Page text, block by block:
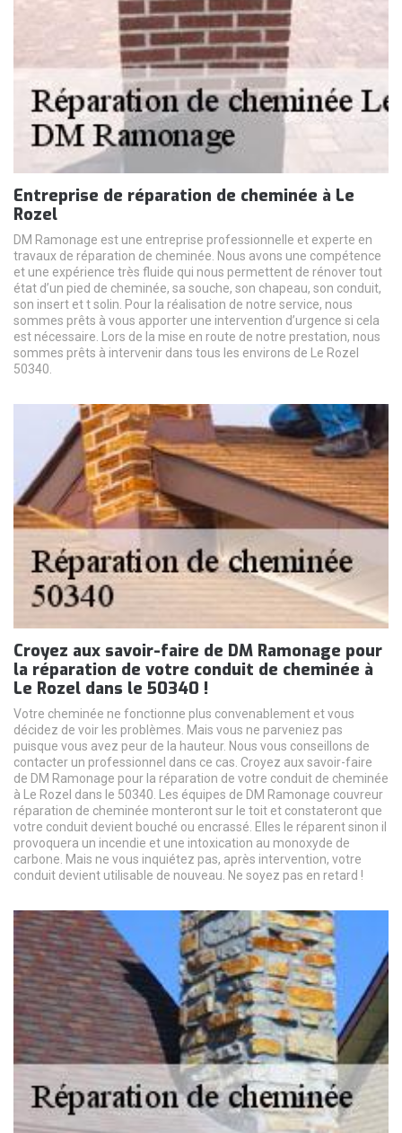
Entreprise de réparation de cheminée à Le
Rozel
DM Ramonage est une entreprise professionnelle et experte en
travaux de réparation de cheminée. Nous avons une compétence
et une expérience très fluide qui nous permettent de rénover tout
état d’un pied de cheminée, sa souche, son chapeau, son conduit,
son insert et t solin. Pour la réalisation de notre service, nous
sommes prêts à vous apporter une intervention d’urgence si cela
est nécessaire. Lors de la mise en route de notre prestation, nous
sommes prêts à intervenir dans tous les environs de Le Rozel
50340.
Croyez aux savoir-faire de DM Ramonage pour
la réparation de votre conduit de cheminée à
Le Rozel dans le 50340 !
Votre cheminée ne fonctionne plus convenablement et vous
décidez de voir les problèmes. Mais vous ne parveniez pas
puisque vous avez peur de la hauteur. Nous vous conseillons de
contacter un professionnel dans ce cas. Croyez aux savoir-faire
de DM Ramonage pour la réparation de votre conduit de cheminée
à Le Rozel dans le 50340. Les équipes de DM Ramonage couvreur
réparation de cheminée monteront sur le toit et constateront que
votre conduit devient bouché ou encrassé. Elles le réparent sinon il
provoquera un incendie et une intoxication au monoxyde de
carbone. Mais ne vous inquiétez pas, après intervention, votre
conduit devient utilisable de nouveau. Ne soyez pas en retard !